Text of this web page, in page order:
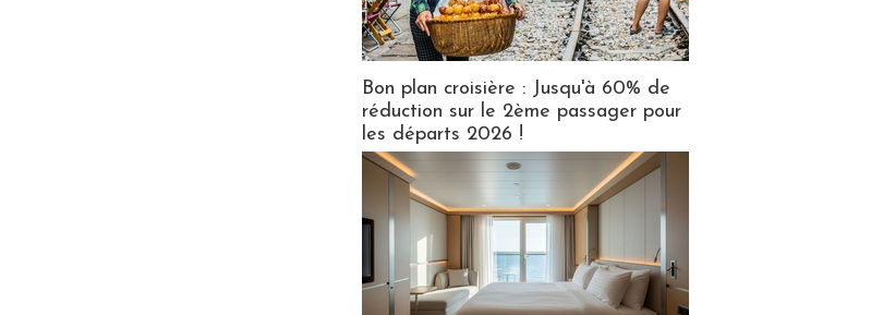
Bon plan croisière : Jusqu'à 60% de
réduction sur le 2ème passager pour
les départs 2026 !